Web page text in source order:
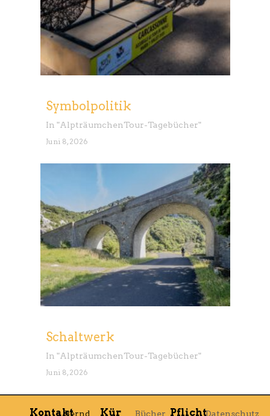
Symbolpolitik
In "AlpträumchenTour-Tagebücher"
Juni 8, 2026
Schaltwerk
In "AlpträumchenTour-Tagebücher"
Juni 8, 2026
Kontakt Kür Pflicht
Bernd Bücher Datenschutz